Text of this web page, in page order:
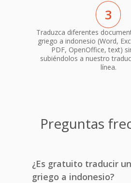
3
Traduzca diferentes
griego a indonesio (Word,
PDF, OpenOffice, text)
subiéndolos a nuestro
línea.
Preguntas
¿Es gratuito traducir
griego a indonesio?